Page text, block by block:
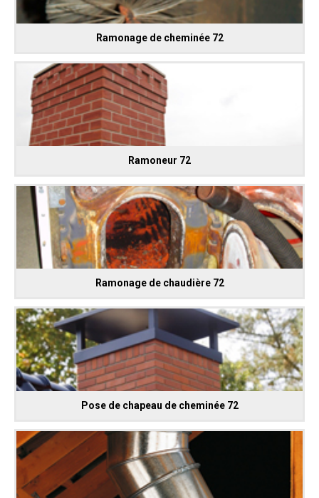
Ramonage de cheminée 72
Ramoneur 72
Ramonage de chaudière 72
Pose de chapeau de cheminée 72